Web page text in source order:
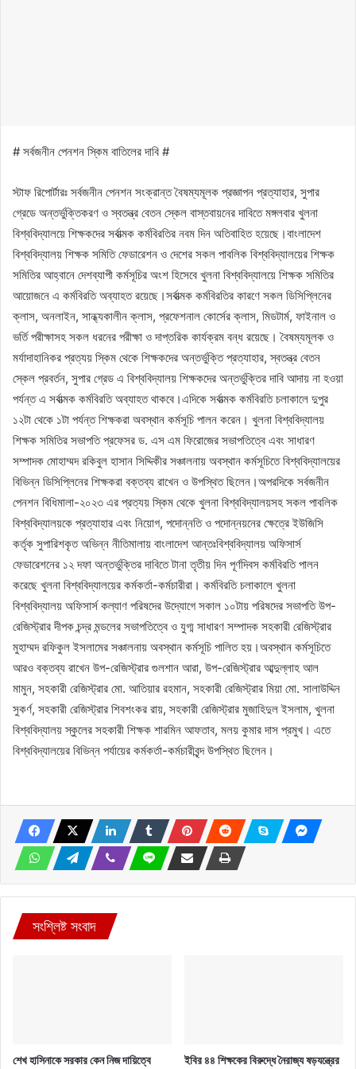
# সর্বজনীন পেনশন স্কিম বাতিলের দাবি #
স্টাফ রিপোর্টারঃ সর্বজনীন পেনশন সংক্রান্ত বৈষম্যমূলক প্রজ্ঞাপন প্রত্যাহার, সুপার
গ্রেডে অন্তর্ভুক্তিকরণ ও স্বতন্ত্র বেতন স্কেল বাস্তবায়নের দাবিতে মঙ্গলবার খুলনা
বিশ্ববিদ্যালয়ে শিক্ষকদের সর্বাত্মক কর্মবিরতির নবম দিন অতিবাহিত হয়েছে।বাংলাদেশ
বিশ্ববিদ্যালয় শিক্ষক সমিতি ফেডারেশন ও দেশের সকল পাবলিক বিশ্ববিদ্যালয়ের শিক্ষক
সমিতির আহ্বানে দেশব্যাপী কর্মসূচির অংশ হিসেবে খুলনা বিশ্ববিদ্যালয়ে শিক্ষক সমিতির
আয়োজনে এ কর্মবিরতি অব্যাহত রয়েছে।সর্বাত্মক কর্মবিরতির কারণে সকল ডিসিপ্লিনের
ক্লাস, অনলাইন, সান্ধ্যকালীন ক্লাস, প্রফেশনাল কোর্সের ক্লাস, মিডটার্ম, ফাইনাল ও
ভর্তি পরীক্ষাসহ সকল ধরনের পরীক্ষা ও দাপ্তরিক কার্যক্রম বন্ধ রয়েছে। বৈষম্যমূলক ও
মর্যাদাহানিকর প্রত্যয় স্কিম থেকে শিক্ষকদের অন্তর্ভুক্তি প্রত্যাহার, স্বতন্ত্র বেতন
স্কেল প্রবর্তন, সুপার গ্রেড এ বিশ্ববিদ্যালয় শিক্ষকদের অন্তর্ভুক্তির দাবি আদায় না হওয়া
পর্যন্ত এ সর্বাত্মক কর্মবিরতি অব্যাহত থাকবে।এদিকে সর্বাত্মক কর্মবিরতি চলাকালে দুপুর
১২টা থেকে ১টা পর্যন্ত শিক্ষকরা অবস্থান কর্মসূচি পালন করেন। খুলনা বিশ্ববিদ্যালয়
শিক্ষক সমিতির সভাপতি প্রফেসর ড. এস এম ফিরোজের সভাপতিত্বে এবং সাধারণ
সম্পাদক মোহাম্মদ রকিবুল হাসান সিদ্দিকীর সঞ্চালনায় অবস্থান কর্মসূচিতে বিশ্ববিদ্যালয়ের
বিভিন্ন ডিসিপ্লিনের শিক্ষকরা বক্তব্য রাখেন ও উপস্থিত ছিলেন।অপরদিকে সর্বজনীন
পেনশন বিধিমালা-২০২৩ এর প্রত্যয় স্কিম থেকে খুলনা বিশ্ববিদ্যালয়সহ সকল পাবলিক
বিশ্ববিদ্যালয়কে প্রত্যাহার এবং নিয়োগ, পদোন্নতি ও পদোন্নয়নের ক্ষেত্রে ইউজিসি
কর্তৃক সুপারিশকৃত অভিন্ন নীতিমালায় বাংলাদেশ আন্তঃবিশ্ববিদ্যালয় অফিসার্স
ফেডারেশনের ১২ দফা অন্তর্ভুক্তির দাবিতে টানা তৃতীয় দিন পূর্ণদিবস কর্মবিরতি পালন
করেছে খুলনা বিশ্ববিদ্যালয়ের কর্মকর্তা-কর্মচারীরা। কর্মবিরতি চলাকালে খুলনা
বিশ্ববিদ্যালয় অফিসার্স কল্যাণ পরিষদের উদ্যোগে সকাল ১০টায় পরিষদের সভাপতি উপ-
রেজিস্ট্রার দীপক চন্দ্র মন্ডলের সভাপতিত্বে ও যুগ্ম সাধারণ সম্পাদক সহকারী রেজিস্ট্রার
মুহাম্মদ রফিকুল ইসলামের সঞ্চালনায় অবস্থান কর্মসূচি পালিত হয়।অবস্থান কর্মসূচিতে
আরও বক্তব্য রাখেন উপ-রেজিস্ট্রার গুলশান আরা, উপ-রেজিস্ট্রার আব্দুল্লাহ আল
মামুন, সহকারী রেজিস্ট্রার মো. আতিয়ার রহমান, সহকারী রেজিস্ট্রার মিয়া মো. সালাউদ্দিন
সুকর্ণ, সহকারী রেজিস্ট্রার শিবশংকর রায়, সহকারী রেজিস্ট্রার মুজাহিদুল ইসলাম, খুলনা
বিশ্ববিদ্যালয় স্কুলের সহকারী শিক্ষক শারমিন আফতাব, মলয় কুমার দাস প্রমুখ। এতে
বিশ্ববিদ্যালয়ের বিভিন্ন পর্যায়ের কর্মকর্তা-কর্মচারীবৃন্দ উপস্থিত ছিলেন।
সংশ্লিষ্ট সংবাদ
শেখ হাসিনাকে সরকার কেন নিজ দায়িত্বে
ইবির ৪৪ শিক্ষকের বিরুদ্ধে নৈরাজ্য ষড়যন্ত্রের